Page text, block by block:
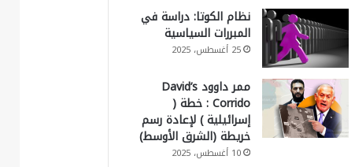
نظام الكوتا: دراسة في
المبررات السياسية
25 أغسطس، 2025
ممر داوود David’s
Corrido : خطة (
إسرائيلية ) لإعادة رسم
خريطة (الشرق الأوسط)
10 أغسطس، 2025